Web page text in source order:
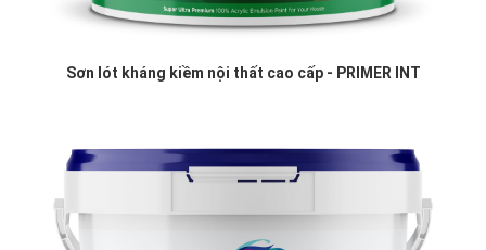
Sơn lót kháng kiềm nội thất cao cấp - PRIMER INT